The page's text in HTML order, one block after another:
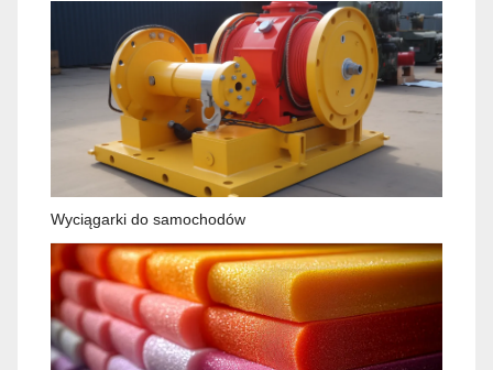
Wyciągarki do samochodów